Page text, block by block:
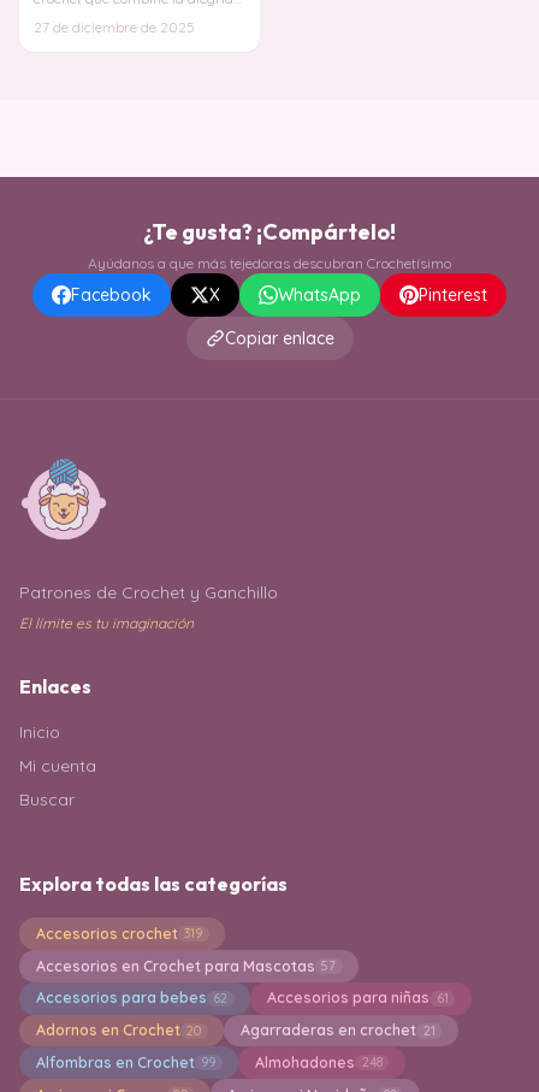
sofisticado?
27 de diciembre de 2025
¿Te gusta? ¡Compártelo!
Ayúdanos a que más tejedoras descubran Crochetísimo
Facebook X WhatsApp
Pinterest
Copiar enlace
Patrones de Crochet y Ganchillo
El límite es tu imaginación
Enlaces
Inicio
Mi cuenta
Buscar
Explora todas las categorías
Accesorios crochet 319
Accesorios en Crochet para Mascotas 57
Accesorios para bebes 62 Accesorios para niñas 61
Adornos en Crochet 20 Agarraderas en crochet 21
Alfombras en Crochet 99 Almohadones 248